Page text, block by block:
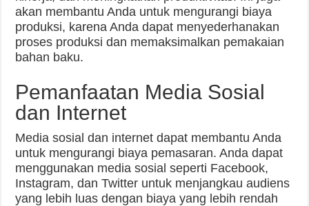
akan membantu Anda untuk mengurangi biaya
produksi, karena Anda dapat menyederhanakan
proses produksi dan memaksimalkan pemakaian
bahan baku.
Pemanfaatan Media Sosial
dan Internet
Media sosial dan internet dapat membantu Anda
untuk mengurangi biaya pemasaran. Anda dapat
menggunakan media sosial seperti Facebook,
Instagram, dan Twitter untuk menjangkau audiens
yang lebih luas dengan biaya yang lebih rendah